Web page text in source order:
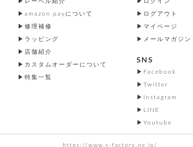
amazon payについて
修理補修
ラッピング
店舗紹介
カスタムオーダーについて
特集一覧
ログアウト
マイページ
メールマガジン
SNS
Facebook
Twitter
Instagram
LINE
Youtube
https://www.s-factory.ne.jp/